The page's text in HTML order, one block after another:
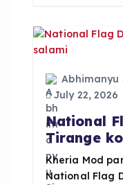
o
k
p
p
Abhimanyu
July 22, 2026
National
Tirange
Kheria Mod
National Flag